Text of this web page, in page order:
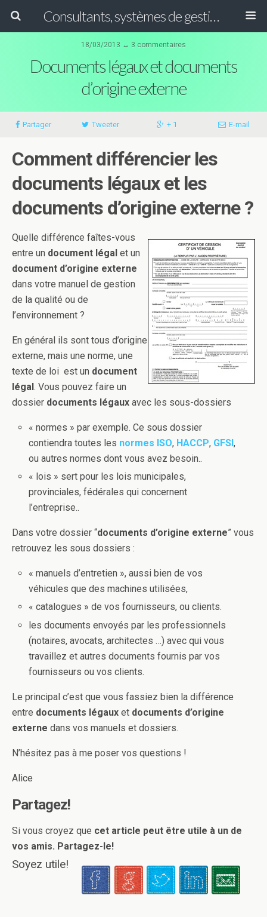
Consultants, systèmes de gestion ISO, HACCP et GFSI
18/03/2013 ↔ 3 commentaires
Documents légaux et documents
d’origine externe
Partager Tweeter + 1 E-mail
Comment différencier les
documents légaux et les
documents d’origine externe ?
Quelle différence faîtes-vous
entre un document légal et un
document d’origine externe
dans votre manuel de gestion
de la qualité ou de
l’environnement ?
En général ils sont tous d’origine
externe, mais une norme, une
texte de loi est un document
légal. Vous pouvez faire un
dossier documents légaux avec les sous-dossiers
« normes » par exemple. Ce sous dossier
contiendra toutes les normes ISO, HACCP, GFSI,
ou autres normes dont vous avez besoin..
« lois » sert pour les lois municipales,
provinciales, fédérales qui concernent
l’entreprise..
Dans votre dossier “documents d’origine externe” vous
retrouvez les sous dossiers :
« manuels d’entretien », aussi bien de vos
véhicules que des machines utilisées,
« catalogues » de vos fournisseurs, ou clients.
les documents envoyés par les professionnels
(notaires, avocats, architectes …) avec qui vous
travaillez et autres documents fournis par vos
fournisseurs ou vos clients.
Le principal c’est que vous fassiez bien la différence
entre documents légaux et documents d’origine
externe dans vos manuels et dossiers.
N’hésitez pas à me poser vos questions !
Alice
Partagez!
Si vous croyez que cet article peut être utile à un de
vos amis. Partagez-le!
Soyez utile!